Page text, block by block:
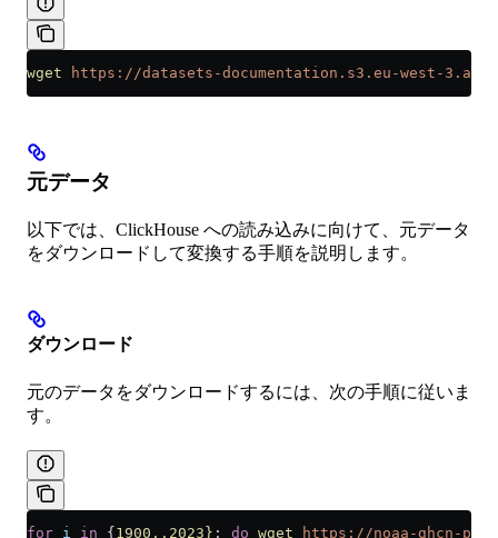
wget https://datasets-documentation.s3.eu-west-
元データ
以下では、ClickHouse への読み込みに向けて、元データ
をダウンロードして変換する手順を説明します。
ダウンロード
元のデータをダウンロードするには、次の手順に従いま
す。
for i in {1900..2023} ; do wget https://noaa-ghcn-